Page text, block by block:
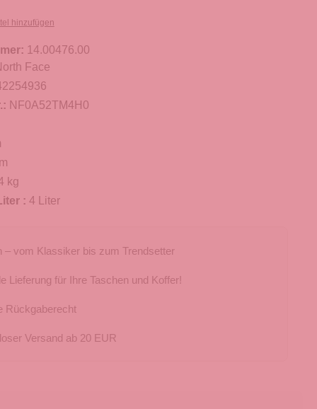
hinzufügen
14.00476.00
Face
NF0A52TM4H0
kg
: 4 Liter
– vom Klassiker bis zum Trendsetter
Lieferung für Ihre Taschen und Koffer!
Rückgaberecht
Versand ab 20 EUR